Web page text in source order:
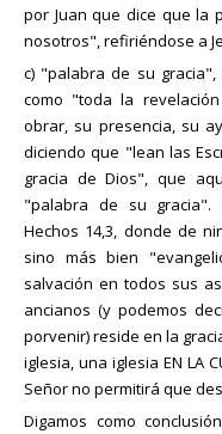
por Juan que dice que la
nosotros", refiriéndose a
c) "palabra de su
como "toda la
obrar, su presencia, su
diciendo que "lean las
gracia de Dios", que
"palabra de su gracia".
Hechos 14,3, donde de
sino más bien
salvación en todos sus
ancianos (y podemos
porvenir) reside en la
iglesia, una iglesia EN LA
Señor no permitirá que
Digamos como